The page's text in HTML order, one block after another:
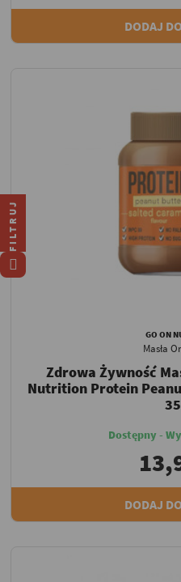
DODAJ
GO ON
Masła
Zdrowa Żywność
Nutrition Protein
Dostępny -
DODAJ
FILTRUJ